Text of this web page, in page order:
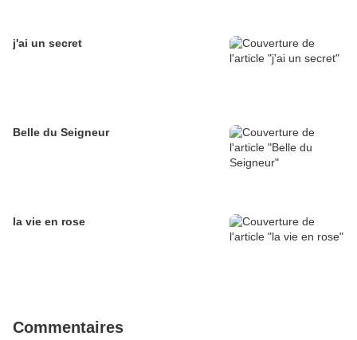
j'ai un secret
Belle du Seigneur
la vie en rose
Commentaires